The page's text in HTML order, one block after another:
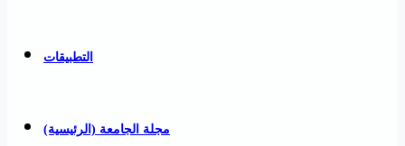
التطبيقات
مجلة الجامعة (الرئيسية)